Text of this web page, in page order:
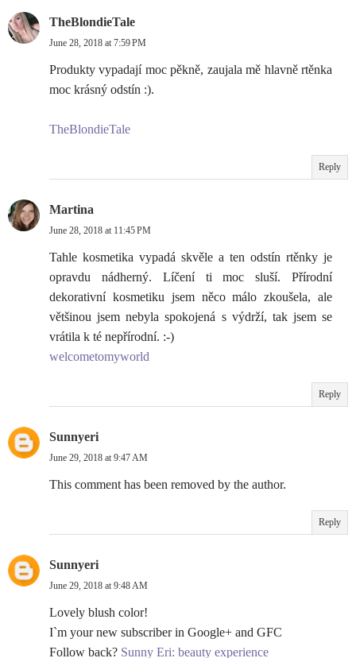
TheBlondieTale
June 28, 2018 at 7:59 PM
Produkty vypadají moc pěkně, zaujala mě hlavně rtěnka
moc krásný odstín :).
TheBlondieTale
Reply
Martina
June 28, 2018 at 11:45 PM
Tahle kosmetika vypadá skvěle a ten odstín rtěnky je
opravdu nádherný. Líčení ti moc sluší. Přírodní
dekorativní kosmetiku jsem něco málo zkoušela, ale
většinou jsem nebyla spokojená s výdrží, tak jsem se
vrátila k té nepřírodní. :-)
welcometomyworld
Reply
Sunnyeri
June 29, 2018 at 9:47 AM
This comment has been removed by the author.
Reply
Sunnyeri
June 29, 2018 at 9:48 AM
Lovely blush color!
I`m your new subscriber in Google+ and GFC
Follow back? Sunny Eri: beauty experience